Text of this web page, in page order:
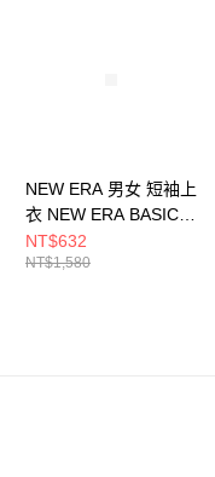
NEW ERA 男女 短袖上
衣 NEW ERA BASIC
NEW ERA
NE14148872
NT$632
NT$1,580